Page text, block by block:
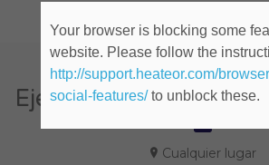
Ejecutivo de Cuentas
Cualquier lugar
Your browser is blocking some
website. Please follow the
http://support.heateor.com/
social-features/to unblock these.